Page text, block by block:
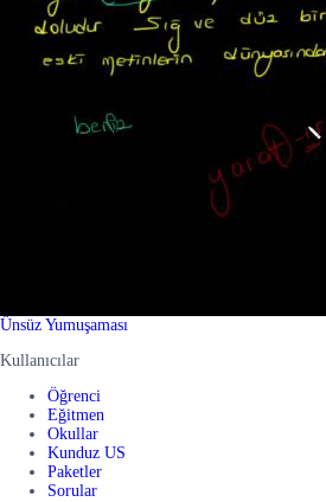
Ünsüz Yumuşaması
Kullanıcılar
Öğrenci
Eğitmen
Okullar
Kunduz US
Paketler
Sorular